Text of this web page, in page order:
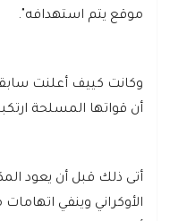
موقع يتم استهدافه".
وكانت كييف أعلنت
أن قواتها المسلحة
أتى ذلك قبل أن يعود
الأوكراني وينفي